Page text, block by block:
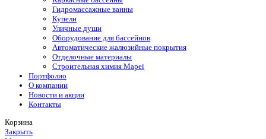
Гидромассажные ванны
Купели
Уличные души
Оборудование для бассейнов
Автоматические жалюзийные покрытия
Отделочные материалы
Строительная химия Mapei
Портфолио
O компании
Новости и акции
Контакты
Корзина
Закрыть